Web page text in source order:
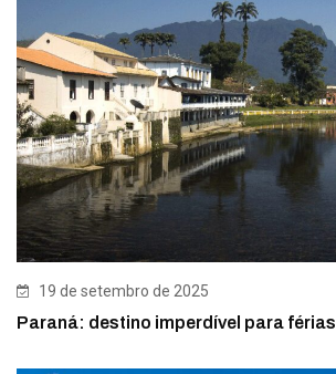
19 de setembro de 2025
Paraná: destino imperdível para férias